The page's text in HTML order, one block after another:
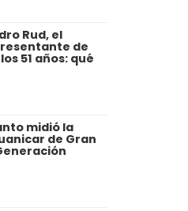
Rud, el
de
51 años: qué
midió la
de Gran